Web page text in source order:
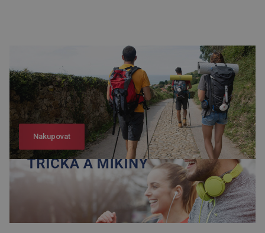
Nakupovat